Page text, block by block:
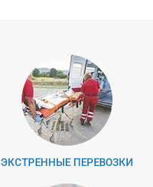
ЭКСТРЕННЫЕ ПЕРЕВОЗКИ